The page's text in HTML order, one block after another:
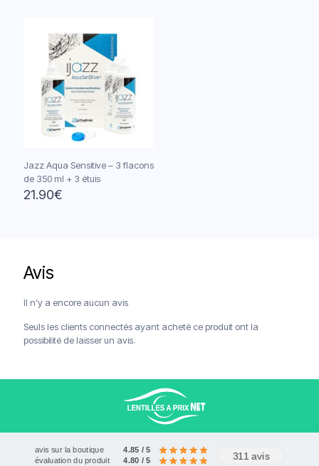
Jazz Aqua Sensitive – 3 flacons
de 350 ml + 3 étuis
21.90€
Avis
Il n’y a encore aucun avis
Seuls les clients connectés ayant acheté ce produit ont la
possibilité de laisser un avis.
Paiements sécurisés
avis sur la boutique 4.85 / 5
évaluation du produit 4.80 / 5 311 avis